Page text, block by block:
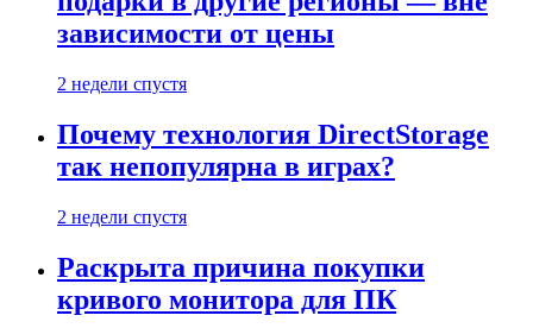
зависимости от цены
2 недели спустя
Почему технология DirectStorage
так непопулярна в играх?
2 недели спустя
Раскрыта причина покупки
кривого монитора для ПК